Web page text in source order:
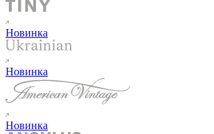
Новинка
Новинка
Новинка